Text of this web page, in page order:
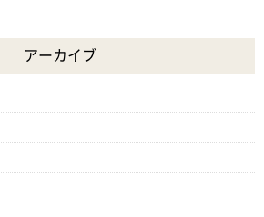
アーカイブ